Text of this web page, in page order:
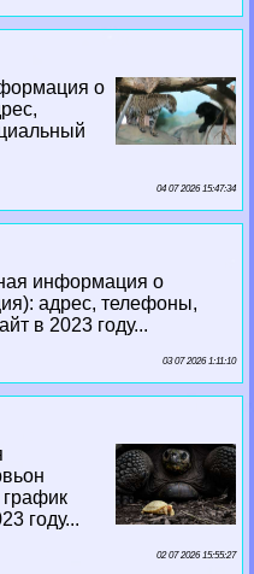
о
04 07 2026 15:47:34
информация о
адрес, телефоны,
в 2023 году...
03 07 2026 1:11:10
году...
02 07 2026 15:55:27